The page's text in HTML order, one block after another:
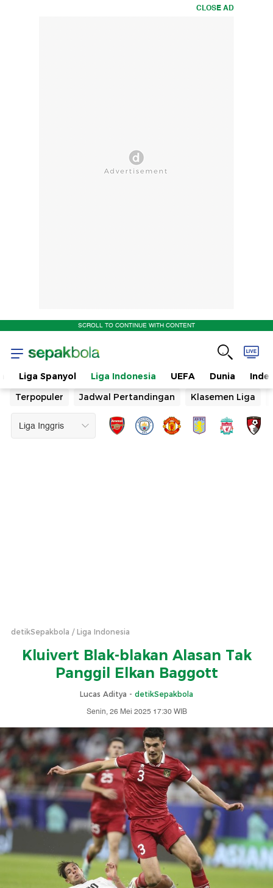
CLOSE AD
SCROLL TO CONTINUE WITH CONTENT
Liga Spanyol Liga Indonesia UEFA Dunia
Terpopuler
Jadwal Pertandingan Klasemen Liga
detikSepakbola Liga Indonesia
Kluivert Blak-blakan Alasan Tak
Panggil Elkan Baggott
Lucas Aditya - detikSepakbola
Senin, 26 Mei 2025 17:30 WIB